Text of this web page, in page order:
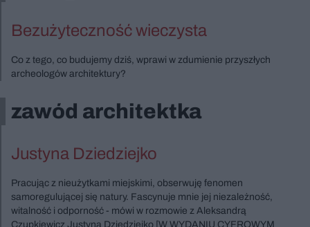
Bezużyteczność wieczysta
Co z tego, co budujemy dziś, wprawi w zdumienie przyszłych
archeologów architektury?
zawód architektka
Justyna Dziedziejko
Pracując z nieużytkami miejskimi, obserwuję fenomen
samoregulującej się natury. Fascynuje mnie jej niezależność,
witalność i odporność - mówi w rozmowie z Aleksandrą
Czupkiewicz Justyna Dziedziejko [W WYDANIU CYFROWYM